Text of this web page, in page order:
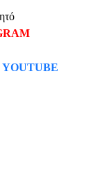
YOUTUBE